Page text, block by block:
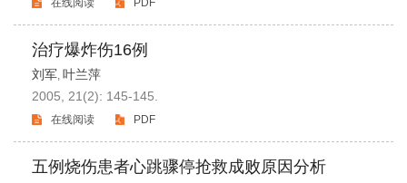
在线阅读 PDF
治疗爆炸伤16例
刘军, 叶兰萍
2005, 21(2): 145-145.
在线阅读 PDF
五例烧伤患者心跳骤停抢救成败原因分析